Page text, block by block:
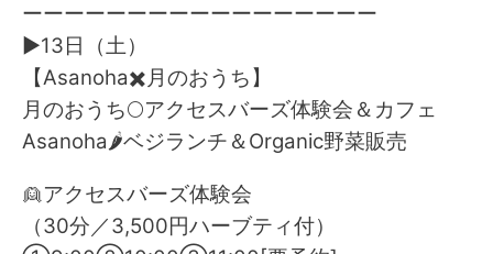
ーーーーーーーーーーーーーーーーー
▶13日（土）
【Asanoha✖️月のおうち】
月のおうち🌕アクセスバーズ体験会＆カフェ
Asanoha🌶️ベジランチ＆Organic野菜販売
👱アクセスバーズ体験会
（30分／3,500円ハーブティ付）